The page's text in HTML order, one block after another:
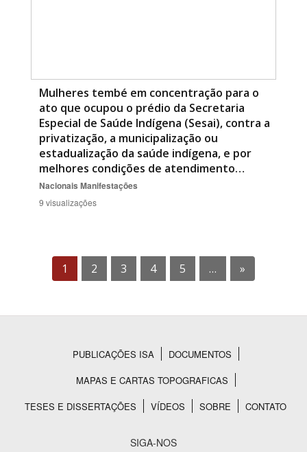
Mulheres tembé em concentração para o
ato que ocupou o prédio da Secretaria
Especial de Saúde Indígena (Sesai), contra a
privatização, a municipalização ou
estadualização da saúde indígena, e por
melhores condições de atendimento…
Nacionais Manifestações
9 visualizações
1 2 3 4 5 … »
Rodapé
PUBLICAÇÕES ISA
DOCUMENTOS
MAPAS E CARTAS TOPOGRAFICAS
TESES E DISSERTAÇÕES
VÍDEOS SOBRE CONTATO
SIGA-NOS